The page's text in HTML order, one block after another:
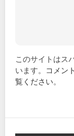
このサイトはス
います。 コメン
覧ください。